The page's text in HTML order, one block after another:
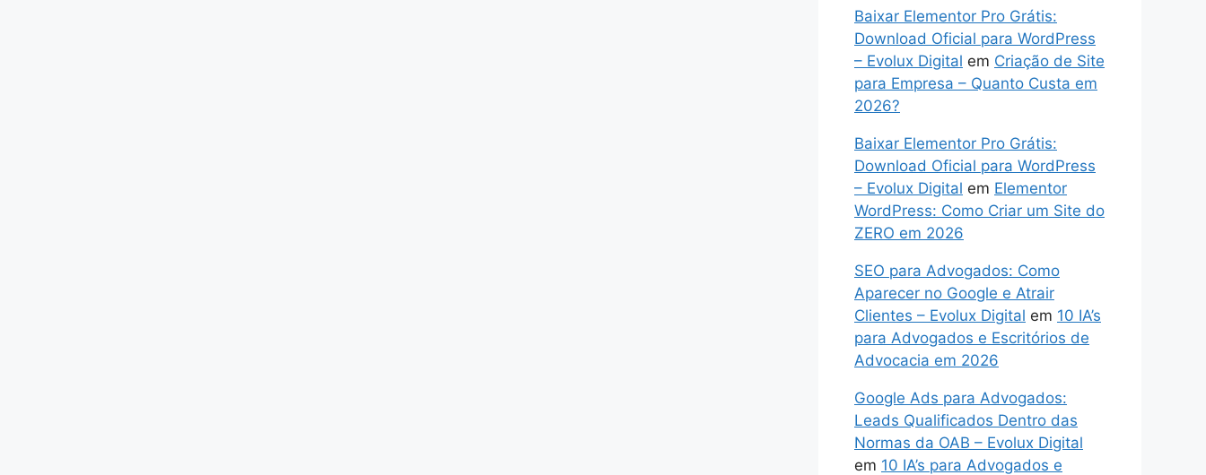
Baixar Elementor Pro Grátis:
Download Oficial para WordPress
– Evolux Digital em Criação de Site
para Empresa – Quanto Custa em
2026?
Baixar Elementor Pro Grátis:
Download Oficial para WordPress
– Evolux Digital em Elementor
WordPress: Como Criar um Site do
ZERO em 2026
SEO para Advogados: Como
Aparecer no Google e Atrair
Clientes – Evolux Digital em 10 IA’s
para Advogados e Escritórios de
Advocacia em 2026
Google Ads para Advogados:
Leads Qualificados Dentro das
Normas da OAB – Evolux Digital
em 10 IA’s para Advogados e